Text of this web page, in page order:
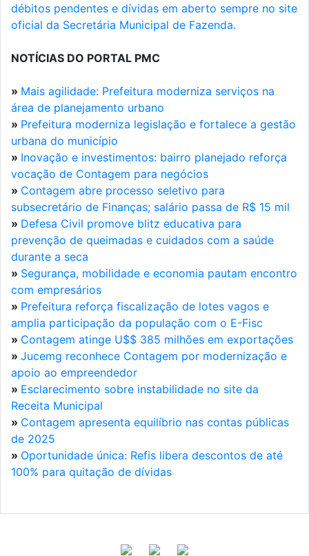
débitos pendentes e dívidas em aberto sempre no site
oficial da Secretária Municipal de Fazenda.
NOTÍCIAS DO PORTAL PMC
» Mais agilidade: Prefeitura moderniza serviços na
área de planejamento urbano
» Prefeitura moderniza legislação e fortalece a gestão
urbana do município
» Inovação e investimentos: bairro planejado reforça
vocação de Contagem para negócios
» Contagem abre processo seletivo para
subsecretário de Finanças; salário passa de R$ 15 mil
» Defesa Civil promove blitz educativa para
prevenção de queimadas e cuidados com a saúde
durante a seca
» Segurança, mobilidade e economia pautam encontro
com empresários
» Prefeitura reforça fiscalização de lotes vagos e
amplia participação da população com o E-Fisc
» Contagem atinge U$$ 385 milhões em exportações
» Jucemg reconhece Contagem por modernização e
apoio ao empreendedor
» Esclarecimento sobre instabilidade no site da
Receita Municipal
» Contagem apresenta equilíbrio nas contas públicas
de 2025
» Oportunidade única: Refis libera descontos de até
100% para quitação de dívidas